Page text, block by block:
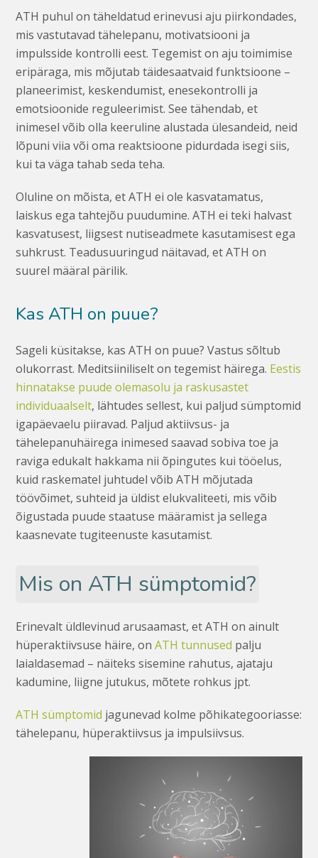
ATH puhul on täheldatud erinevusi aju piirkondades,
mis vastutavad tähelepanu, motivatsiooni ja
impulsside kontrolli eest. Tegemist on aju toimimise
eripäraga, mis mõjutab täidesaatvaid funktsioone –
planeerimist, keskendumist, enesekontrolli ja
emotsioonide reguleerimist. See tähendab, et
inimesel võib olla keeruline alustada ülesandeid, neid
lõpuni viia või oma reaktsioone pidurdada isegi siis,
kui ta väga tahab seda teha.
Oluline on mõista, et ATH ei ole kasvatamatus,
laiskus ega tahtejõu puudumine. ATH ei teki halvast
kasvatusest, liigsest nutiseadmete kasutamisest ega
suhkrust. Teadusuuringud näitavad, et ATH on
suurel määral pärilik.
Kas ATH on puue?
Sageli küsitakse, kas ATH on puue? Vastus sõltub
olukorrast. Meditsiiniliselt on tegemist häirega. Eestis
hinnatakse puude olemasolu ja raskusastet
individuaalselt, lähtudes sellest, kui paljud sümptomid
igapäevaelu piiravad. Paljud aktiivsus- ja
tähelepanuhäirega inimesed saavad sobiva toe ja
raviga edukalt hakkama nii õpingutes kui tööelus,
kuid raskematel juhtudel võib ATH mõjutada
töövõimet, suhteid ja üldist elukvaliteeti, mis võib
õigustada puude staatuse määramist ja sellega
kaasnevate tugiteenuste kasutamist.
Mis on ATH sümptomid?
Erinevalt üldlevinud arusaamast, et ATH on ainult
hüperaktiivsuse häire, onATH tunnused palju
laialdasemad – näiteks sisemine rahutus, ajataju
kadumine, liigne jutukus, mõtete rohkus jpt.
ATH sümptomid jagunevad kolme põhikategooriasse:
tähelepanu, hüperaktiivsus ja impulsiivsus.